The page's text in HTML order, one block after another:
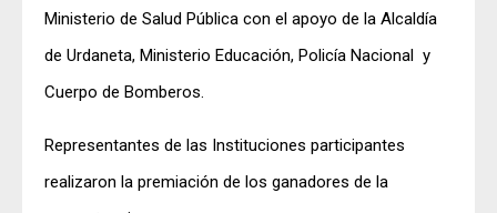
Ministerio de Salud Pública con el apoyo de la Alcaldía
de Urdaneta, Ministerio Educación, Policía Nacional y
Cuerpo de Bomberos.
Representantes de las Instituciones participantes
realizaron la premiación de los ganadores de la